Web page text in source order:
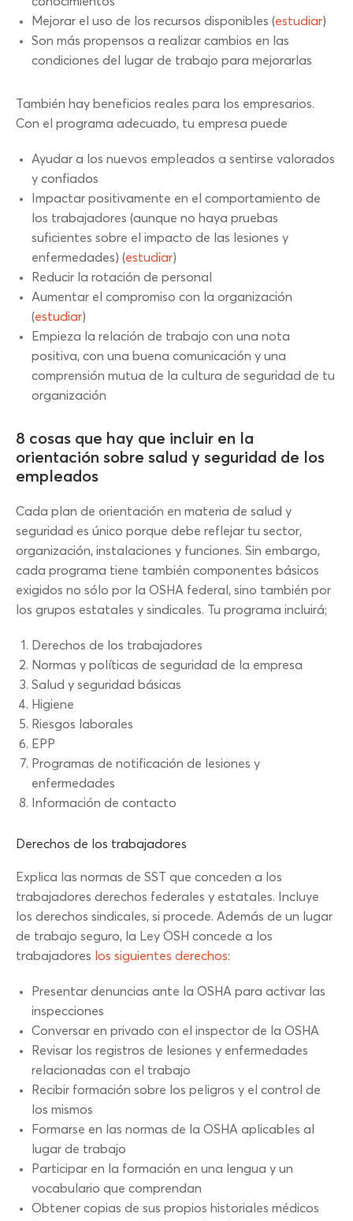
Mejorar el uso de los recursos disponibles (estudiar)
Son más propensos a realizar cambios en las
condiciones del lugar de trabajo para mejorarlas
También hay beneficios reales para los empresarios.
Con el programa adecuado, tu empresa puede
Ayudar a los nuevos empleados a sentirse valorados
y confiados
Impactar positivamente en el comportamiento de
los trabajadores (aunque no haya pruebas
suficientes sobre el impacto de las lesiones y
enfermedades) (estudiar)
Reducir la rotación de personal
Aumentar el compromiso con la organización
(estudiar)
Empieza la relación de trabajo con una nota
positiva, con una buena comunicación y una
comprensión mutua de la cultura de seguridad de tu
organización
8 cosas que hay que incluir en la
orientación sobre salud y seguridad de los
empleados
Cada plan de orientación en materia de salud y
seguridad es único porque debe reflejar tu sector,
organización, instalaciones y funciones. Sin embargo,
cada programa tiene también componentes básicos
exigidos no sólo por la OSHA federal, sino también por
los grupos estatales y sindicales. Tu programa incluirá;
Derechos de los trabajadores
Normas y políticas de seguridad de la empresa
Salud y seguridad básicas
Higiene
Riesgos laborales
EPP
Programas de notificación de lesiones y
enfermedades
Información de contacto
Derechos de los trabajadores
Explica las normas de SST que conceden a los
trabajadores derechos federales y estatales. Incluye
los derechos sindicales, si procede. Además de un lugar
de trabajo seguro, la Ley OSH concede a los
trabajadores los siguientes derechos:
Presentar denuncias ante la OSHA para activar las
inspecciones
Conversar en privado con el inspector de la OSHA
Revisar los registros de lesiones y enfermedades
relacionadas con el trabajo
Recibir formación sobre los peligros y el control de
los mismos
Formarse en las normas de la OSHA aplicables al
lugar de trabajo
Participar en la formación en una lengua y un
vocabulario que comprendan
Obtener copias de sus propios historiales médicos